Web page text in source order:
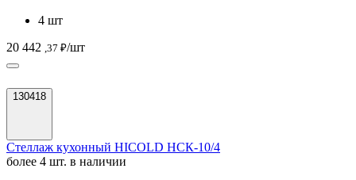
4 шт
20 442 ,37 ₽/шт
130418
Стеллаж кухонный HICOLD НСК-10/4
более 4 шт. в наличии